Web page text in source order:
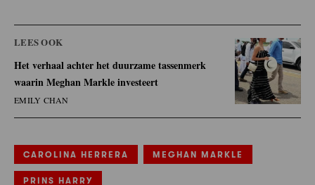
LEES OOK
Het verhaal achter het duurzame tassenmerk
waarin Meghan Markle investeert
EMILY CHAN
CAROLINA HERRERA MEGHAN MARKLE
PRINS HARRY